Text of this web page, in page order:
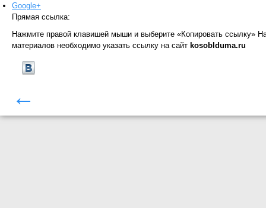
Google+
Прямая ссылка:
Нажмите правой клавишей мыши и выберите «Копировать ссылку»
материалов необходимо указать ссылку на сайт kosoblduma.ru
←